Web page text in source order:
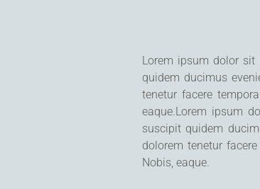
Lorem ipsum dolor sit
quidem ducimus
tenetur facere
eaque.Lorem ipsum
suscipit quidem
dolorem tenetur
Nobis, eaque.